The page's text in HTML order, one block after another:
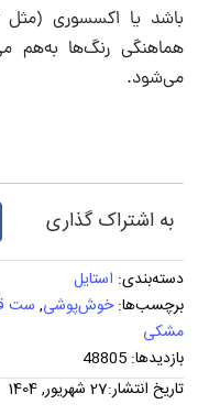
باشد یا اکسسوری‌
هماهنگی رنگ‌ها به‌هم
می‌شود.
به اشتراک گذاری
دسته‌بندی: استایل
برچسب‌ها:خوش‌پوشی, ست
مشکی
بازدیدها: 48805
تاریخ انتشار:27 شهریور, 1404